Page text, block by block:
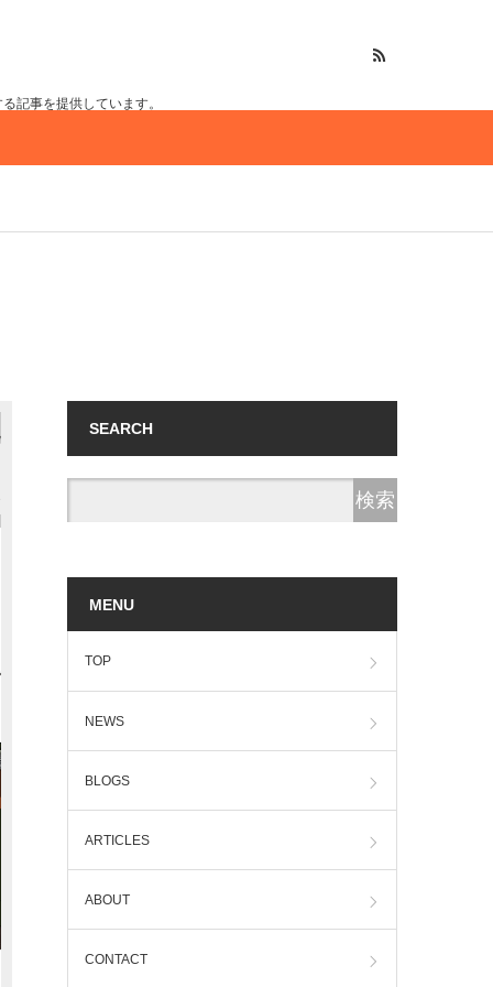
記事を提供しています。
SEARCH
MENU
TOP
NEWS
BLOGS
ARTICLES
ABOUT
CONTACT